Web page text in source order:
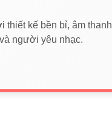
thiết kế bền bỉ, âm thanh
người yêu nhạc.